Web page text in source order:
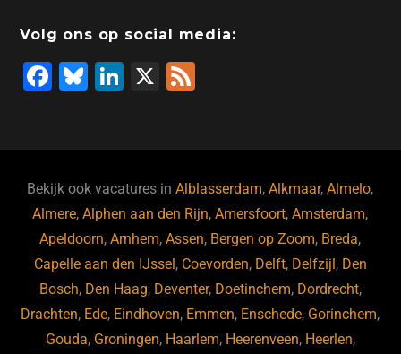
Volg ons op social media:
F
b
o
o
k
Bl
ky
Li
dI
n
X
Bekijk ook vacatures inAlblasserdam,Alkmaar,Almelo,
Almere,Alphen aan den Rijn,Amersfoort,Amsterdam,
Apeldoorn,Arnhem,Assen, Bergen op Zoom, Breda,
Capelle aan den IJssel, Coevorden, Delft, Delfzijl, Den
Bosch, Den Haag, Deventer, Doetinchem, Dordrecht,
Drachten, Ede, Eindhoven, Emmen, Enschede, Gorinchem,
Gouda, Groningen, Haarlem, Heerenveen, Heerlen,